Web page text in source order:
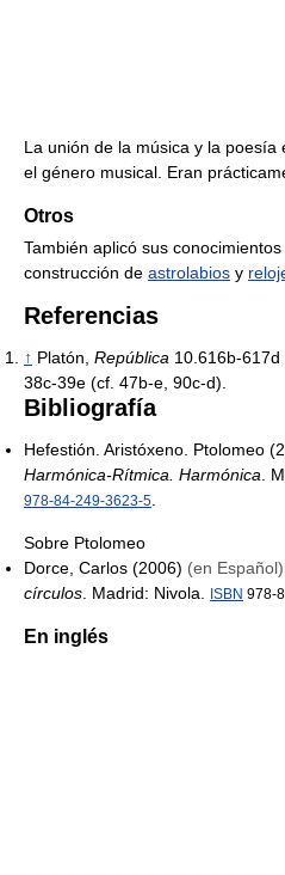
La unión de la música y la
el género musical. Eran
Otros
También aplicó sus
construcción de astrolabios y
Referencias
↑ Platón, República 10.616b-
38c-39e (cf. 47b-e, 90c-d).
Bibliografía
Hefestión. Aristóxeno. Ptolomeo
Harmónica-Rítmica. Harmónica.
978-84-249-3623-5.
Sobre Ptolomeo
Dorce, Carlos (2006) (en Español)
círculos. Madrid: Nivola. ISBN 978-
En inglés